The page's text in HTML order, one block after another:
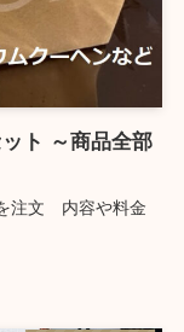
ト ～商品全部
注文 内容や料金